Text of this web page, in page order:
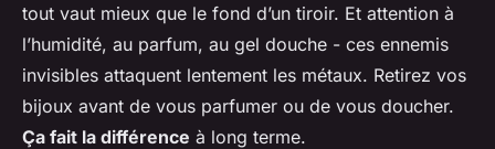
tout vaut mieux que le fond d’un tiroir. Et attention à
l’humidité, au parfum, au gel douche - ces ennemis
invisibles attaquent lentement les métaux. Retirez vos
bijoux avant de vous parfumer ou de vous doucher.
Ça fait la différence à long terme.